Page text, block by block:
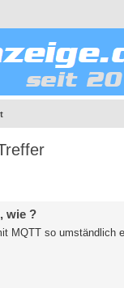
wie ?
MQTT so umständlich